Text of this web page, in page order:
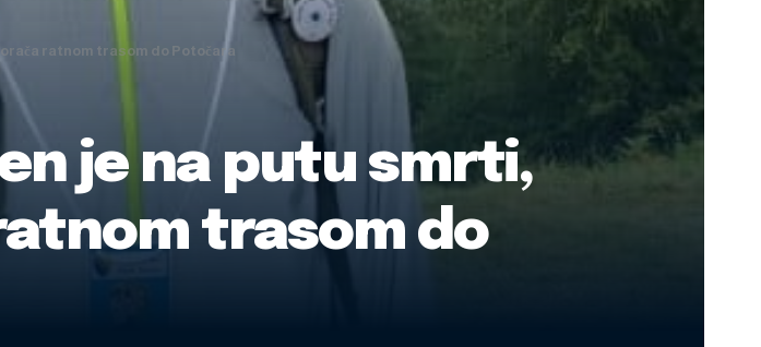
ratnom trasom do Potočara
je na putu smrti,
trasom do